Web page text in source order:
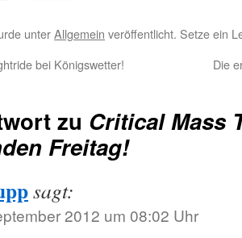
unterAllgemein veröffentlicht. Setze ein
bei Königswetter! Die
zu Critical Mass
Freitag!
sagt:
2012 um 08:02 Uhr